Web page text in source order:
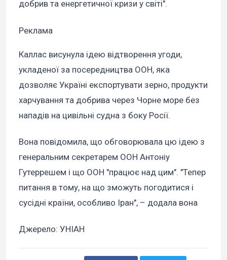
добрив та енергетичної кризи у світі".
Реклама
Каллас висунула ідею відтворення угоди,
укладеної за посередництва ООН, яка
дозволяє Україні експортувати зерно, продукти
харчування та добрива через Чорне море без
нападів на цивільні судна з боку Росії.
Вона повідомила, що обговорювала цю ідею з
генеральним секретарем ООН Антоніу
Гутеррешем і що ООН "працює над цим". "Тепер
питання в тому, на що зможуть погодитися і
сусідні країни, особливо Іран", – додала вона
Джерело: УНІАН